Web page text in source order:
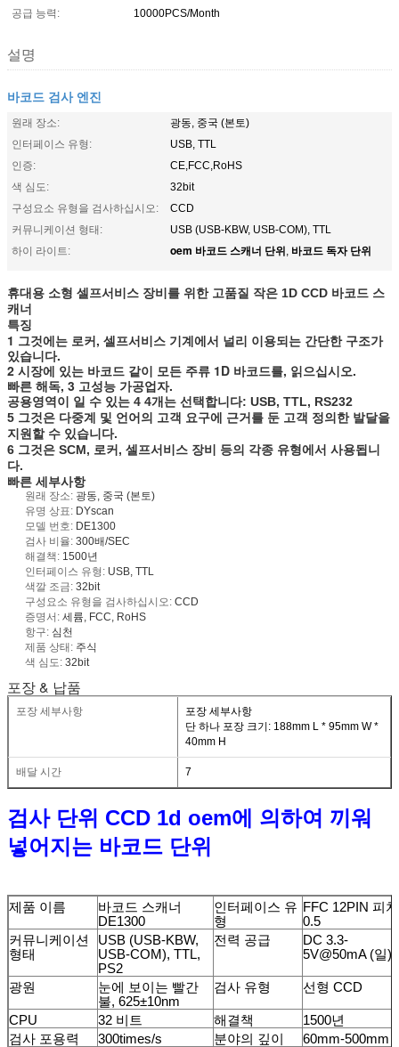
공급 능력:
10000PCS/Month
설명
바코드 검사 엔진
원래 장소:
광동, 중국 (본토)
인터페이스 유형:
USB, TTL
인증:
CE,FCC,RoHS
색 심도:
32bit
구성요소 유형을 검사하십시오:
CCD
커뮤니케이션 형태:
USB (USB-KBW, USB-COM), TTL
하이 라이트:
oem 바코드 스캐너 단위, 바코드 독자 단위
휴대용 소형 셀프서비스 장비를 위한 고품질 작은 1D CCD 바코드 스
캐너
특징
1 그것에는 로커, 셀프서비스 기계에서 널리 이용되는 간단한 구조가
있습니다.
2 시장에 있는 바코드 같이 모든 주류 1D 바코드를, 읽으십시오.
빠른 해독, 3 고성능 가공업자.
공용영역이 일 수 있는 4 4개는 선택합니다: USB, TTL, RS232
5 그것은 다중계 및 언어의 고객 요구에 근거를 둔 고객 정의한 발달을
지원할 수 있습니다.
6 그것은 SCM, 로커, 셀프서비스 장비 등의 각종 유형에서 사용됩니
다.
빠른 세부사항
원래 장소: 광동, 중국 (본토)
유명 상표: DYscan
모델 번호: DE1300
검사 비율: 300배/SEC
해결책: 1500년
인터페이스 유형: USB, TTL
색깔 조금: 32bit
구성요소 유형을 검사하십시오: CCD
증명서: 세륨, FCC, RoHS
항구: 심천
제품 상태: 주식
색 심도: 32bit
포장 & 납품
포장 세부사항
포장 세부사항
단 하나 포장 크기: 188mm L * 95mm W *
40mm H
배달 시간 7
검사 단위 CCD 1d oem에 의하여 끼워
넣어지는 바코드 단위
제품 이름
바코드 스캐너
DE1300
인터페이스 유
형
FFC 12PIN 피치
0.5
커뮤니케이션
형태
USB (USB-KBW,
USB-COM), TTL,
PS2
전력 공급
DC 3.3-
5V@50mA (일)
광원
눈에 보이는 빨간
불, 625±10nm
검사 유형 선형 CCD
CPU 32 비트 해결책
1500년
검사 포용력
300times/s 분야의 깊이
60mm-500mm